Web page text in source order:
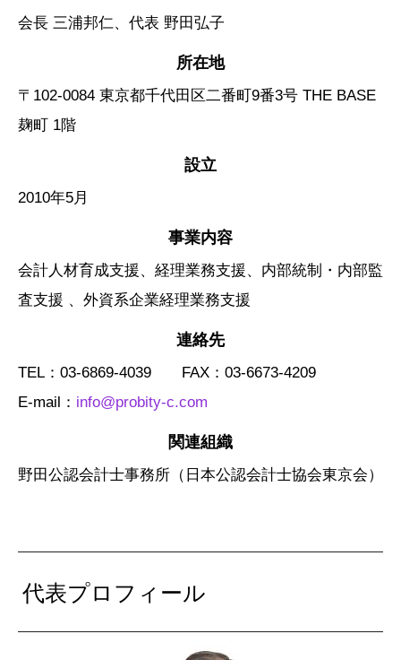
会長 三浦邦仁、代表 野田弘子
所在地
〒102-0084 東京都千代田区二番町9番3号 THE BASE
麹町 1階
設立
2010年5月
事業内容
会計人材育成支援、経理業務支援、内部統制・内部監
査支援 、外資系企業経理業務支援
連絡先
TEL：03-6869-4039 FAX：03-6673-4209
E-mail： info@probity-c.com
関連組織
野田公認会計士事務所（日本公認会計士協会東京会）
代表プロフィール